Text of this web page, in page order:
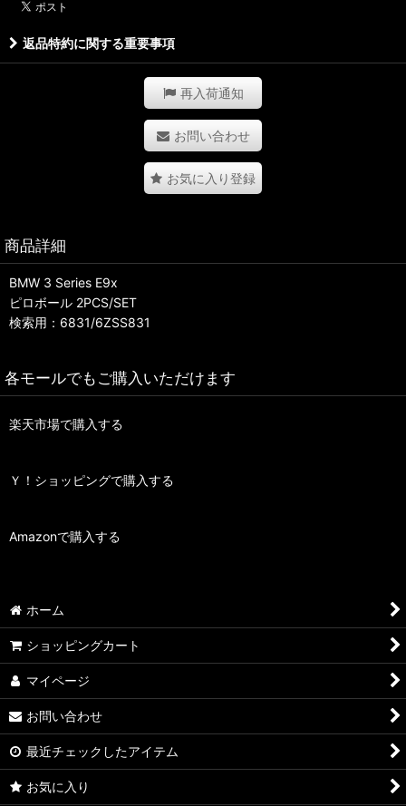
返品特約に関する重要事項
再入荷通知
お問い合わせ
お気に入り登録
商品詳細
BMW 3 Series E9x
ピロボール 2PCS/SET
検索用：6831/6ZSS831
各モールでもご購入いただけます
楽天市場で購入する
Ｙ！ショッピングで購入する
Amazonで購入する
ホーム
ショッピングカート
マイページ
お問い合わせ
最近チェックしたアイテム
お気に入り